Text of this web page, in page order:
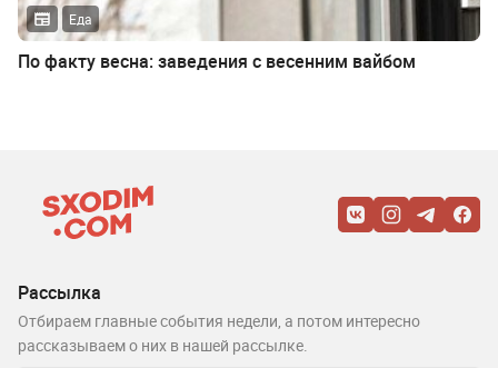
Еда
По факту весна: заведения с весенним вайбом
Рассылка
Отбираем главные события недели, а потом интересно
рассказываем о них в нашей рассылке.